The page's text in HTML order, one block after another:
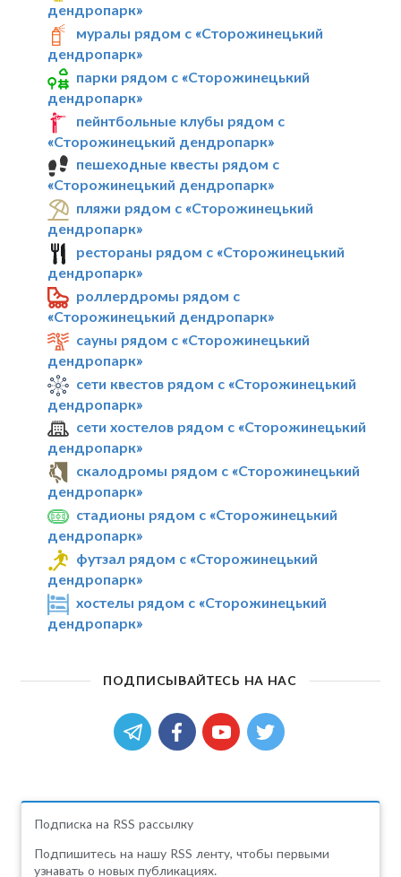
дендропарк»
муралы рядом с «Сторожинецький
дендропарк»
парки рядом с «Сторожинецький
дендропарк»
пейнтбольные клубы рядом с
«Сторожинецький дендропарк»
пешеходные квесты рядом с
«Сторожинецький дендропарк»
пляжи рядом с «Сторожинецький
дендропарк»
рестораны рядом с «Сторожинецький
дендропарк»
роллердромы рядом с
«Сторожинецький дендропарк»
сауны рядом с «Сторожинецький
дендропарк»
сети квестов рядом с «Сторожинецький
дендропарк»
сети хостелов рядом с «Сторожинецький
дендропарк»
скалодромы рядом с «Сторожинецький
дендропарк»
стадионы рядом с «Сторожинецький
дендропарк»
футзал рядом с «Сторожинецький
дендропарк»
хостелы рядом с «Сторожинецький
дендропарк»
ПОДПИСЫВАЙТЕСЬ НА НАС
Подписка на RSS рассылку
Подпишитесь на нашу RSS ленту, чтобы первыми
узнавать о новых публикациях.